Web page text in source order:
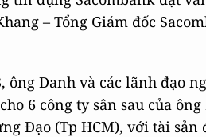
– Tổng Giám đốc
ông Danh và các lãnh đạo
6 công ty sân sau của
Đạo (Tp HCM), với tài sản